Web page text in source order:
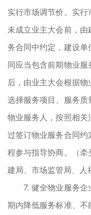
实行市场调节价。实
未成立业主大会前，由
务合同中约定，建设
同应当包含前期物业
后，由业主大会根据物
选择服务项目、服务
物业服务人，按照相关
过签订物业服务合同
程参与指导协商。（
建局、市场监管局、人
7. 健全物业服务企
期内降低服务标准、